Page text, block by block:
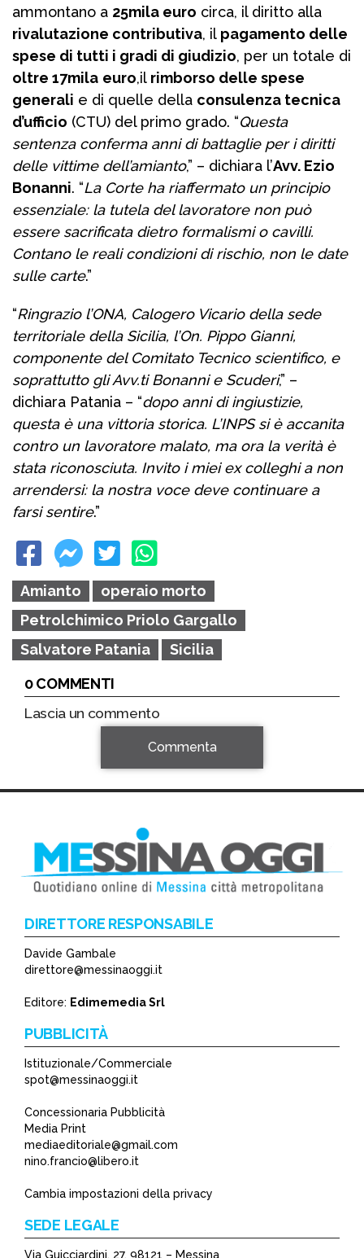
ammontano a 25mila euro circa, il diritto alla
rivalutazione contributiva, il pagamento delle
spese di tutti i gradi di giudizio, per un totale di
oltre 17mila euro,il rimborso delle spese
generali e di quelle della consulenza tecnica
d’ufficio (CTU) del primo grado. “Questa
sentenza conferma anni di battaglie per i diritti
delle vittime dell’amianto,” – dichiara l’Avv. Ezio
Bonanni. “La Corte ha riaffermato un principio
essenziale: la tutela del lavoratore non può
essere sacrificata dietro formalismi o cavilli.
Contano le reali condizioni di rischio, non le date
sulle carte.”
“Ringrazio l’ONA, Calogero Vicario della sede
territoriale della Sicilia, l’On. Pippo Gianni,
componente del Comitato Tecnico scientifico, e
soprattutto gli Avv.ti Bonanni e Scuderi,” –
dichiara Patania – “dopo anni di ingiustizie,
questa è una vittoria storica. L’INPS si è accanita
contro un lavoratore malato, ma ora la verità è
stata riconosciuta. Invito i miei ex colleghi a non
arrendersi: la nostra voce deve continuare a
farsi sentire.”
Amianto
operaio morto
Petrolchimico Priolo Gargallo
Salvatore Patania
Sicilia
0 COMMENTI
Lascia un commento
*
Commenta
DIRETTORE RESPONSABILE
Davide Gambale
direttore@messinaoggi.it
Editore: Edimemedia Srl
PUBBLICITÀ
Istituzionale/Commerciale
spot@messinaoggi.it
Concessionaria Pubblicità
Media Print
mediaeditoriale@gmail.com
nino.francio@libero.it
Cambia impostazioni della privacy
SEDE LEGALE
Via Guicciardini, 27, 98121 – Messina